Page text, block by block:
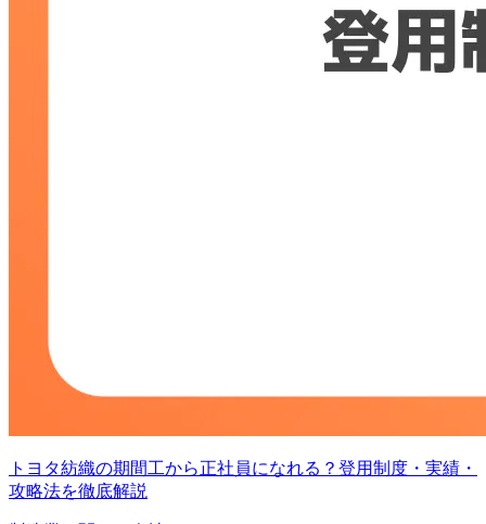
トヨタ紡織の期間工から正社員になれる？登用制度・実績・
攻略法を徹底解説